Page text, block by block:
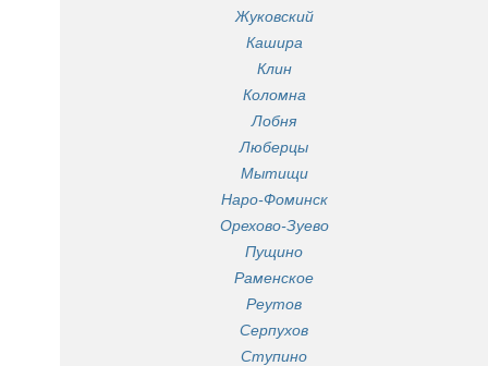
Жуковский
Кашира
Клин
Коломна
Лобня
Люберцы
Мытищи
Наро-Фоминск
Орехово-Зуево
Пущино
Раменское
Реутов
Серпухов
Ступино